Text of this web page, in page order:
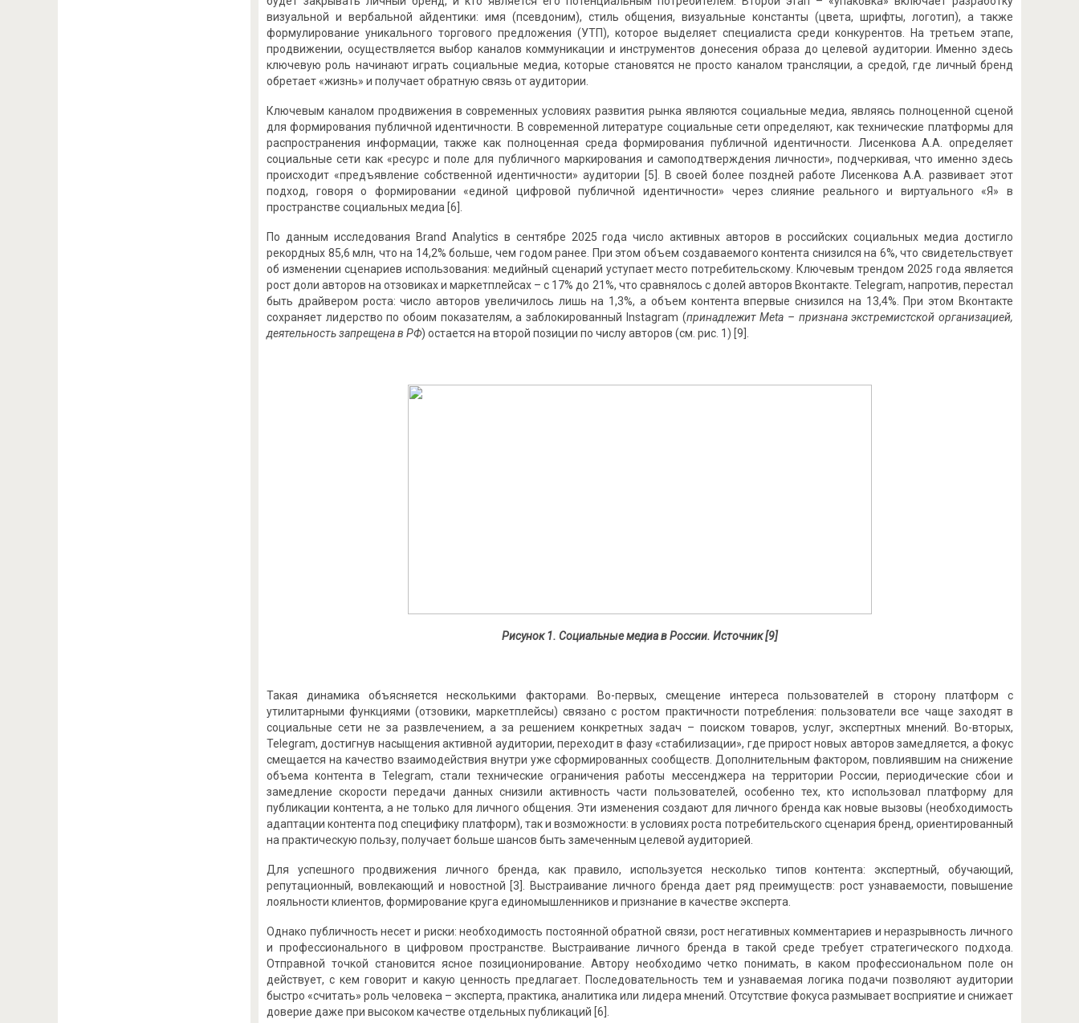
визуальной и вербальной айдентики: имя (псевдоним), стиль общения, визуальные константы (цвета, шрифты, логотип), а также
формулирование уникального торгового предложения (УТП), которое выделяет специалиста среди конкурентов. На третьем этапе,
продвижении, осуществляется выбор каналов коммуникации и инструментов донесения образа до целевой аудитории. Именно здесь
ключевую роль начинают играть социальные медиа, которые становятся не просто каналом трансляции, а средой, где личный бренд
обретает «жизнь» и получает обратную связь от аудитории.
Ключевым каналом продвижения в современных условиях развития рынка являются социальные медиа, являясь полноценной сценой
для формирования публичной идентичности. В современной литературе социальные сети определяют, как технические платформы для
распространения информации, также как полноценная среда формирования публичной идентичности. Лисенкова А.А. определяет
социальные сети как «ресурс и поле для публичного маркирования и самоподтверждения личности», подчеркивая, что именно здесь
происходит «предъявление собственной идентичности» аудитории [5]. В своей более поздней работе Лисенкова А.А. развивает этот
подход, говоря о формировании «единой цифровой публичной идентичности» через слияние реального и виртуального «Я» в
пространстве социальных медиа [6].
По данным исследования Brand Analytics в сентябре 2025 года число активных авторов в российских социальных медиа достигло
рекордных 85,6 млн, что на 14,2% больше, чем годом ранее. При этом объем создаваемого контента снизился на 6%, что свидетельствует
об изменении сценариев использования: медийный сценарий уступает место потребительскому. Ключевым трендом 2025 года является
рост доли авторов на отзовиках и маркетплейсах – с 17% до 21%, что сравнялось с долей авторов Вконтакте. Telegram, напротив, перестал
быть драйвером роста: число авторов увеличилось лишь на 1,3%, а объем контента впервые снизился на 13,4%. При этом Вконтакте
сохраняет лидерство по обоим показателям, а заблокированный Instagram (принадлежит Meta – признана экстремистской организацией,
деятельность запрещена в РФ) остается на второй позиции по числу авторов (см. рис. 1) [9].
Рисунок 1. Социальные медиа в России. Источник [9]
Такая динамика объясняется несколькими факторами. Во-первых, смещение интереса пользователей в сторону платформ с
утилитарными функциями (отзовики, маркетплейсы) связано с ростом практичности потребления: пользователи все чаще заходят в
социальные сети не за развлечением, а за решением конкретных задач – поиском товаров, услуг, экспертных мнений. Во-вторых,
Telegram, достигнув насыщения активной аудитории, переходит в фазу «стабилизации», где прирост новых авторов замедляется, а фокус
смещается на качество взаимодействия внутри уже сформированных сообществ. Дополнительным фактором, повлиявшим на снижение
объема контента в Telegram, стали технические ограничения работы мессенджера на территории России, периодические сбои и
замедление скорости передачи данных снизили активность части пользователей, особенно тех, кто использовал платформу для
публикации контента, а не только для личного общения. Эти изменения создают для личного бренда как новые вызовы (необходимость
адаптации контента под специфику платформ), так и возможности: в условиях роста потребительского сценария бренд, ориентированный
на практическую пользу, получает больше шансов быть замеченным целевой аудиторией.
Для успешного продвижения личного бренда, как правило, используется несколько типов контента: экспертный, обучающий,
репутационный, вовлекающий и новостной [3]. Выстраивание личного бренда дает ряд преимуществ: рост узнаваемости, повышение
лояльности клиентов, формирование круга единомышленников и признание в качестве эксперта.
Однако публичность несет и риски: необходимость постоянной обратной связи, рост негативных комментариев и неразрывность личного
и профессионального в цифровом пространстве. Выстраивание личного бренда в такой среде требует стратегического подхода.
Отправной точкой становится ясное позиционирование. Автору необходимо четко понимать, в каком профессиональном поле он
действует, с кем говорит и какую ценность предлагает. Последовательность тем и узнаваемая логика подачи позволяют аудитории
быстро «считать» роль человека – эксперта, практика, аналитика или лидера мнений. Отсутствие фокуса размывает восприятие и снижает
доверие даже при высоком качестве отдельных публикаций [6].